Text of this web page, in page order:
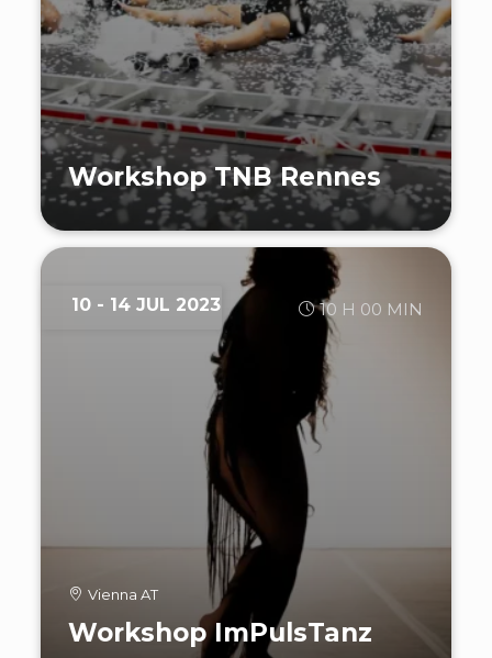
Workshop TNB Rennes
10 - 14 JUL 2023 10 H 00 MIN
Vienna AT
Workshop ImPulsTanz